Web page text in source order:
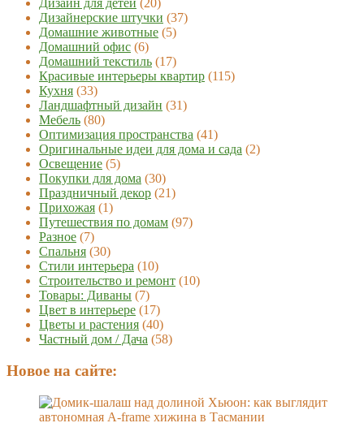
Дизайн для детей (20)
Дизайнерские штучки (37)
Домашние животные (5)
Домашний офис (6)
Домашний текстиль (17)
Красивые интерьеры квартир (115)
Кухня (33)
Ландшафтный дизайн (31)
Мебель (80)
Оптимизация пространства (41)
Оригинальные идеи для дома и сада (2)
Освещение (5)
Покупки для дома (30)
Праздничный декор (21)
Прихожая (1)
Путешествия по домам (97)
Разное (7)
Спальня (30)
Стили интерьера (10)
Строительство и ремонт (10)
Товары: Диваны (7)
Цвет в интерьере (17)
Цветы и растения (40)
Частный дом / Дача (58)
Новое на сайте: